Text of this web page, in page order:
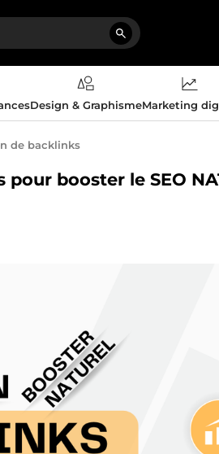
Design & GraphismeMarketing
de backlinks
pour booster le SEO